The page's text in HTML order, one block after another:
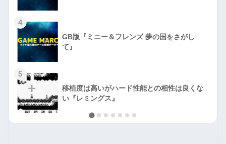
4
GB版『ミニー＆フレンズ 夢の国をさがし
て』
5
移植度は高いがハード性能との相性は良くな
い『レミングス』